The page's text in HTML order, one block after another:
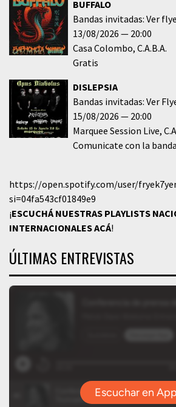
BUFFALO
Bandas invitadas: Ver
13/08/2026
20:00
Casa Colombo C.A.B.A.
Gratis
DISLEPSIA
Bandas invitadas: Ver
15/08/2026
20:00
Marquee Session Live
Comunicate con la banda
https://open.spotify.com/user/
si=04fa543cf01849e9
¡ESCUCHÁ NUESTRAS PLAYLISTS
INTERNACIONALESACÁ!
ÚLTIMAS ENTREVISTAS